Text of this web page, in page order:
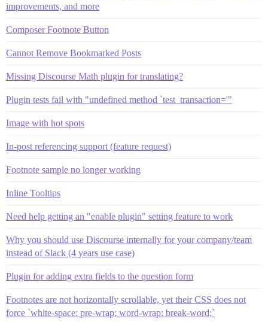
improvements, and more
Composer Footnote Button
Cannot Remove Bookmarked Posts
Missing Discourse Math plugin for translating?
Plugin tests fail with "undefined method `test_transaction='"
Image with hot spots
In-post referencing support (feature request)
Footnote sample no longer working
Inline Tooltips
Need help getting an "enable plugin" setting feature to work
Why you should use Discourse internally for your company/team
instead of Slack (4 years use case)
Plugin for adding extra fields to the question form
Footnotes are not horizontally scrollable, yet their CSS does not
force `white-space: pre-wrap; word-wrap: break-word;`